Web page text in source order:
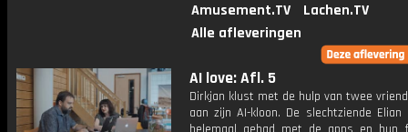
Amusement.TV
Lachen.TV
Alle afleveringen
AI love: Afl. 5
Dirkjan klust met de hulp van twee
aan zijn AI-kloon. De slechtziende